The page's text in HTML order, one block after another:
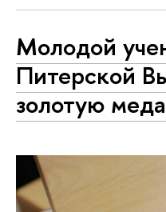
Молодой
Питерской
золотую